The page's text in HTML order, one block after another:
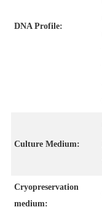
DNA Profile:
Culture Medium:
Cryopreservation
medium: